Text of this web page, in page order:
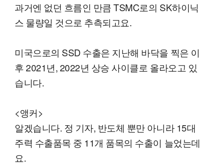
과거엔 없던 흐름인 만큼 TSMC로의 SK하이닉
스 물량일 것으로 추측되고요.
미국으로의 SSD 수출은 지난해 바닥을 찍은 이
후 2021년, 2022년 상승 사이클로 올라오고 있
습니다.
<앵커>
알겠습니다. 정 기자, 반도체 뿐만 아니라 15대
주력 수출품목 중 11개 품목의 수출이 늘었는데
요.